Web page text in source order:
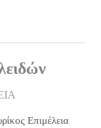
Επιμέλεια